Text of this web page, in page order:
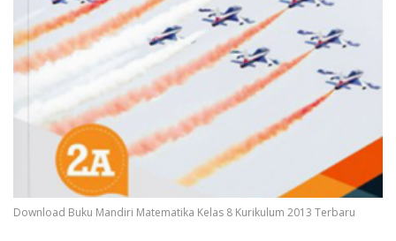
Download Buku Mandiri Matematika Kelas 8 Kurikulum 2013 Terbaru